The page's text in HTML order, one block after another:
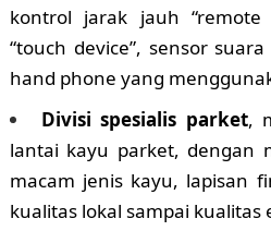
kontrol jarak jauh
“touch device”, sensor
hand phone yang
Divisi spesialis parket,
lantai kayu parket, dengan
macam jenis kayu, lapisan
kualitas lokal sampai kualitas